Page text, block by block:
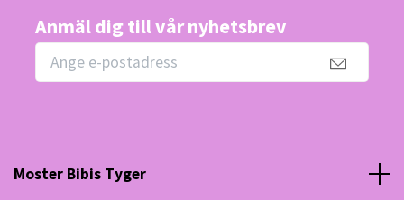
Anmäl dig till vår nyhetsbrev
Moster Bibis Tyger